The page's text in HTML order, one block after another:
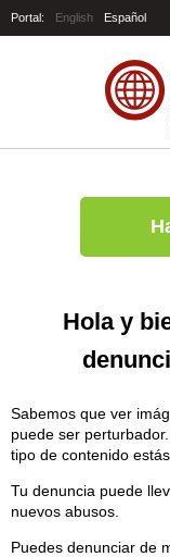
Portal: English Español
Hola y
Sabemos que ver
puede ser
tipo de contenido
Tu denuncia puede
nuevos abusos.
Puedes denunciar de